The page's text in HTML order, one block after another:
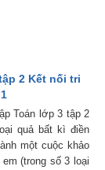
2 Kết nối tri
Toán lớp 3 tập 2
quả bất kì điền
một cuộc khảo
(trong số 3 loại